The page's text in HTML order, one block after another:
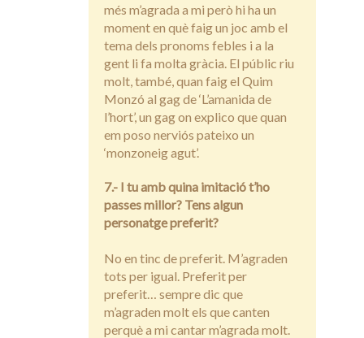
més m’agrada a mi però hi ha un
moment en què faig un joc amb el
tema dels pronoms febles i a la
gent li fa molta gràcia. El públic riu
molt, també, quan faig el Quim
Monzó al gag de ‘L’amanida de
l’hort’, un gag on explico que quan
em poso nerviós pateixo un
‘monzoneig agut’.
7.- I tu amb quina imitació t’ho
passes millor? Tens algun
personatge preferit?
No en tinc de preferit. M’agraden
tots per igual. Preferit per
preferit… sempre dic que
m’agraden molt els que canten
perquè a mi cantar m’agrada molt.